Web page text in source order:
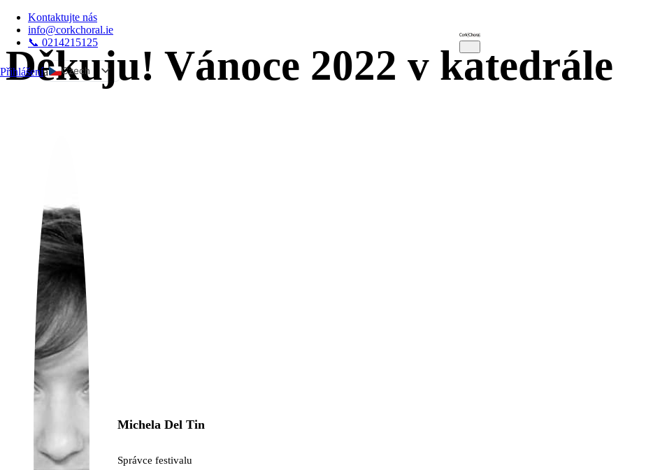
Kontaktujte nás
info@corkchoral.ie
📞 0214215125
Přihlášenía
Czech
Estonian
French
Hungarian
Italian
Polish
Portuguese
Ukrainian
Děkuju! Vánoce 2022 v katedrále
Michela Del Tin
Správce festivalu